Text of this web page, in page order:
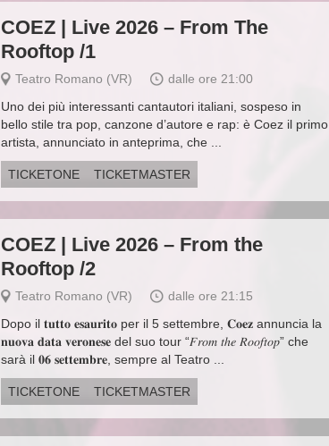
COEZ | Live 2026 – From The
Rooftop /1
Teatro Romano (VR)
dalle ore 21:00
Uno dei più interessanti cantautori italiani, sospeso in
bello stile tra pop, canzone d’autore e rap: è Coez il primo
artista, annunciato in anteprima, che ...
TICKETONE TICKETMASTER
COEZ | Live 2026 – From the
Rooftop /2
Teatro Romano (VR)
dalle ore 21:15
Dopo il 𝐭𝐮𝐭𝐭𝐨 𝐞𝐬𝐚𝐮𝐫𝐢𝐭𝐨 per il 5 settembre, 𝐂𝐨𝐞𝐳 annuncia la
𝐧𝐮𝐨𝐯𝐚 𝐝𝐚𝐭𝐚 𝐯𝐞𝐫𝐨𝐧𝐞𝐬𝐞 del suo tour “𝐹𝑟𝑜𝑚 𝑡ℎ𝑒 𝑅𝑜𝑜𝑓𝑡𝑜𝑝” che
sarà il 𝟎𝟔 𝐬𝐞𝐭𝐭𝐞𝐦𝐛𝐫𝐞, sempre al Teatro ...
TICKETONE TICKETMASTER